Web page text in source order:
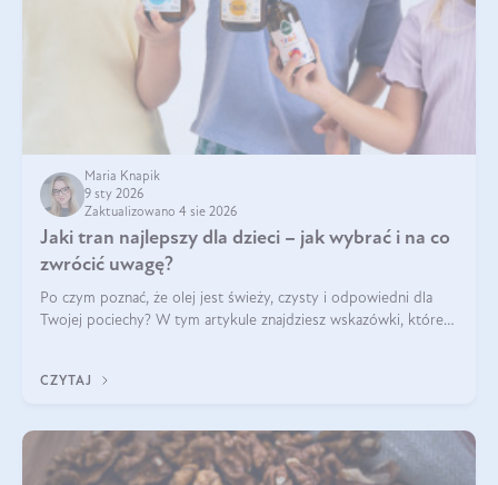
Maria Knapik
9 sty 2026
Zaktualizowano 4 sie 2026
Jaki tran najlepszy dla dzieci – jak wybrać i na co
zwrócić uwagę?
Po czym poznać, że olej jest świeży, czysty i odpowiedni dla
Twojej pociechy? W tym artykule znajdziesz wskazówki, które
CZYTAJ